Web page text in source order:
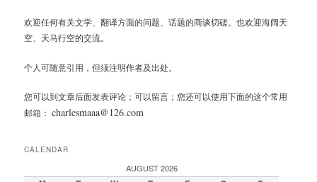
欢迎任何有关文学、翻译方面的问题、话题的商谈切磋。也欢迎海阔天
空、天马行空的交流。
个人可随意引用，但须注明作者及出处。
您可以到文章后面发表评论；可以留言；您还可以使用下面的这个常用
邮箱： charlesmaaa@126.com
CALENDAR
AUGUST 2026